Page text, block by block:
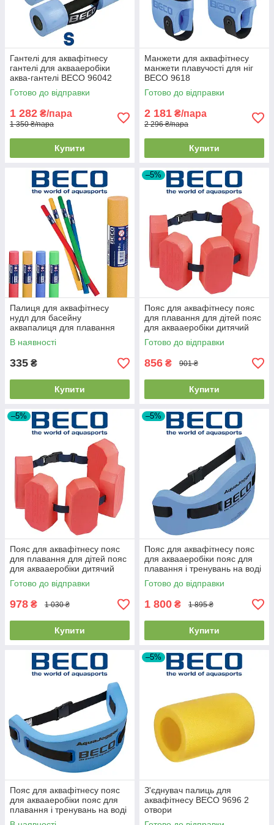
Гантелі для аквафітнесу
гантелі для аквааеробіки
аква-гантелі BECO 96042
Aqua Dumbbell розмір S
Готово до відправки
1 282 ₴/пара
1 350 ₴/пара
Купити
Манжети для аквафітнесу
манжети плавучості для ніг
BECO 9618
Готово до відправки
2 181 ₴/пара
2 296 ₴/пара
Купити
Палиця для аквафітнесу
нудл для басейну
аквапалиця для плавання
нудл для аквааеробіки BECO
969924 2 жовта
В наявності
335 ₴
Купити
–5%
Пояс для аквафітнесу пояс
для плавання для дітей пояс
для аквааеробіки дитячий
BECO 9662 червоний (15-30
кг)
Готово до відправки
856 ₴ 901 ₴
Купити
–5%
Пояс для аквафітнесу пояс
для плавання для дітей пояс
для аквааеробіки дитячий
BECO 9663 червоний (30-60
кг)
Готово до відправки
978 ₴ 1 030 ₴
Купити
–5%
Пояс для аквафітнесу пояс
для аквааеробіки пояс для
плавання і тренувань на воді
BECO 9617 до 100 кг
Готово до відправки
1 800 ₴ 1 895 ₴
Купити
Пояс для аквафітнесу пояс
для аквааеробіки пояс для
плавання і тренувань на воді
BECO 9619 WOMAN (70кг)
–5%
З'єднувач палиць для
аквафітнесу BECO 9696 2
отвори